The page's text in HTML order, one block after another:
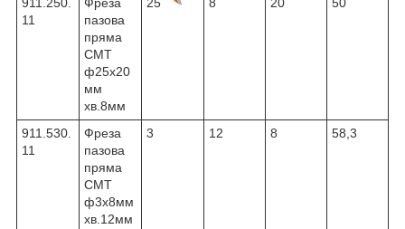
11
пазова
пряма
CMT
ф25х20
мм
хв.8мм
911.530.
11
Фреза
пазова
пряма
CMT
ф3х8мм
хв.12мм
3 12 8 58,3